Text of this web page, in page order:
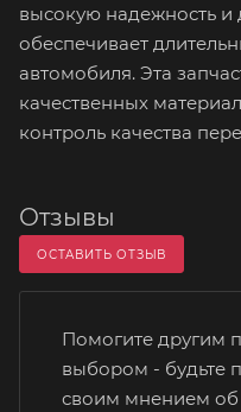
высокую надежность и
обеспечивает
автомобиля. Эта
качественных
контроль качества
Отзывы
ОСТАВИТЬ ОТЗЫВ
Помогите другим
выбором - будьте
своим мнением об